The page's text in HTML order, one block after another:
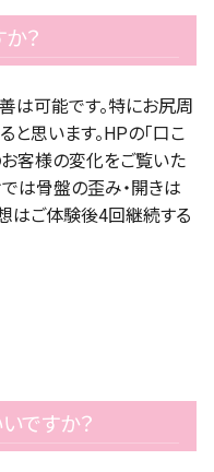
？
は可能です。特にお尻周
と思います。HPの「口こ
お客様の変化をご覧いた
は骨盤の歪み・開きは
はご体験後4回継続する
ですか？